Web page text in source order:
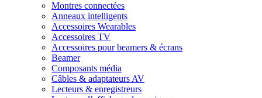
Montres connectées
Anneaux intelligents
Accessoires Wearables
Accessoires TV
Accessoires pour beamers & écrans
Beamer
Composants média
Câbles & adaptateurs AV
Lecteurs & enregistreurs